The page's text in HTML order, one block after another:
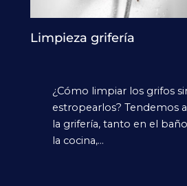
Limpieza grifería
¿Cómo limpiar los grifos
estropearlos? Tendemos
la grifería, tanto en el
la cocina,…